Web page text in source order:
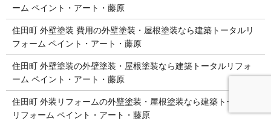
ーム ペイント・アート・藤原
住田町 外壁塗装 費用の外壁塗装・屋根塗装なら建築トータルリ
フォーム ペイント・アート・藤原
住田町 外壁塗装の外壁塗装・屋根塗装なら建築トータルリフォ
ーム ペイント・アート・藤原
住田町 外装リフォームの外壁塗装・屋根塗装なら建築トータル
リフォーム ペイント・アート・藤原